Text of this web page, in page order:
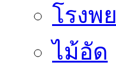
โรงพ
ไม้อัด